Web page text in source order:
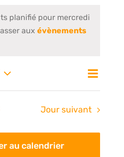
planifié pour mercredi
aux évènements
de
Jour
Jour suivant
au calendrier